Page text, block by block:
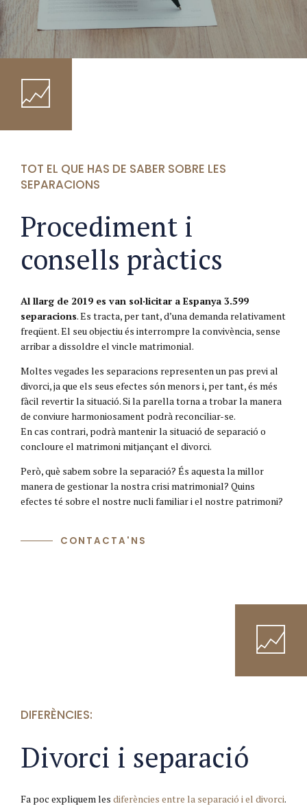
TOT EL QUE HAS DE SABER SOBRE LES
SEPARACIONS
Procediment i
consells pràctics
Al llarg de 2019 es van sol·licitar a Espanya 3.599
separacions. Es tracta, per tant, d’una demanda relativament
freqüent. El seu objectiu és interrompre la convivència, sense
arribar a dissoldre el vincle matrimonial.
Moltes vegades les separacions representen un pas previ al
divorci, ja que els seus efectes són menors i, per tant, és més
fàcil revertir la situació. Si la parella torna a trobar la manera
de conviure harmoniosament podrà reconciliar-se.
En cas contrari, podrà mantenir la situació de separació o
concloure el matrimoni mitjançant el divorci.
Però, què sabem sobre la separació? És aquesta la millor
manera de gestionar la nostra crisi matrimonial? Quins
efectes té sobre el nostre nucli familiar i el nostre patrimoni?
CONTACTA'NS
DIFERÈNCIES:
Divorci i separació
Fa poc expliquem les diferències entre la separació i el divorci.